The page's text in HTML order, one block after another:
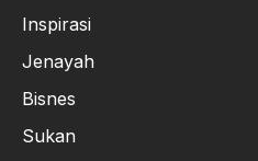
Inspirasi
Jenayah
Bisnes
Sukan